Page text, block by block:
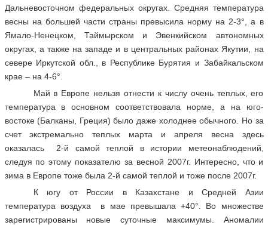
Дальневосточном федеральных округах. Средняя температура
весны на большей части страны превысила норму на 2-3°, а в
Ямало-Ненецком, Таймырском и Эвенкийском автономных
округах, а также на западе и в центральных районах Якутии, на
севере Иркутской обл., в Республике Бурятия и Забайкальском
крае – на 4-6°.
Май в Европе нельзя отнести к числу очень теплых, его
температура в основном соответствовала норме, а на юго-
востоке (Балканы, Греция) было даже холоднее обычного. Но за
счет экстремально теплых марта и апреля весна здесь
оказалась 2-й самой теплой в истории метеонаблюдений,
следуя по этому показателю за весной 2007г. Интересно, что и
зима в Европе тоже была 2-й самой теплой и тоже после 2007г.
К югу от России в Казахстане и Средней Азии
температура воздуха в мае превышала +40°. Во множестве
зарегистрированы новые суточные максимумы. Аномалии